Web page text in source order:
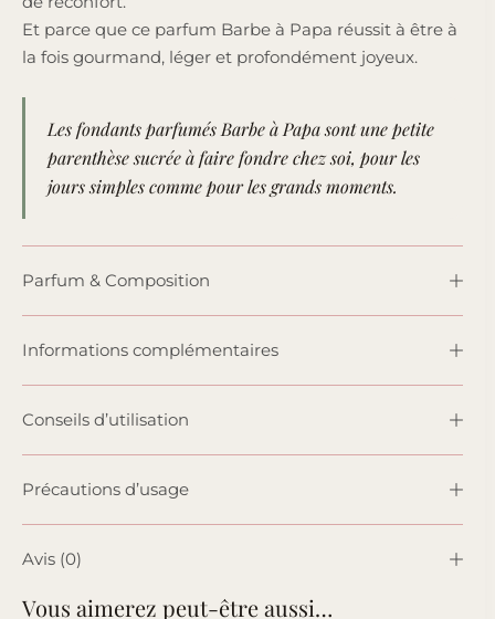
Et parce que ce parfum Barbe à Papa réussit à être à
la fois gourmand, léger et profondément joyeux.
Les fondants parfumés Barbe à Papa sont une petite
parenthèse sucrée à faire fondre chez soi, pour les
jours simples comme pour les grands moments.
Parfum & Composition
Informations complémentaires
Conseils d’utilisation
Précautions d’usage
Avis (0)
Vous aimerez peut-être aussi…